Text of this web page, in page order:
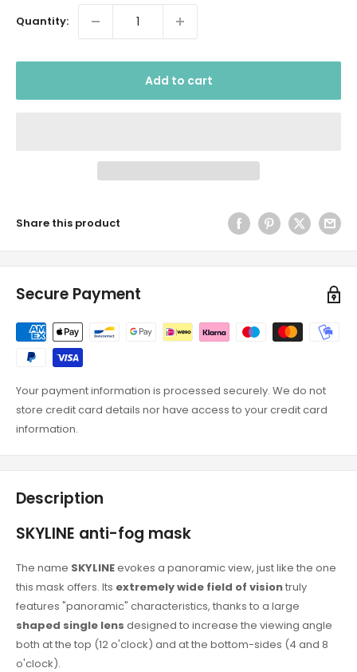
Quantity:
Add to cart
Share this product
Secure Payment
Your payment information is processed securely. We do not
store credit card details nor have access to your credit card
information.
Description
SKYLINE anti-fog mask
The name SKYLINEevokes a panoramic view, just like the one
this mask offers. Its extremely wide field of visiontruly
features "panoramic" characteristics, thanks to a large
shaped single lens designed to increase the viewing angle
both at the top (12 o'clock) and at the bottom-sides (4 and 8
o'clock).